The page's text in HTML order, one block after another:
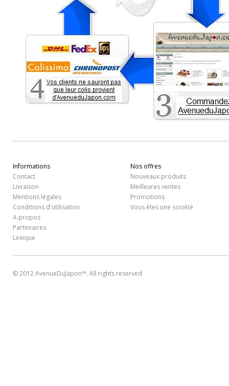
Informations
Contact
Livraison
Mentions légales
Conditions d'utilisation
A propos
Partenaires
Lexique
Nos offres
Nouveaux produits
Meilleures ventes
Promotions
Vous êtes une société
© 2012 AvenueDuJapon™. All rights reserved